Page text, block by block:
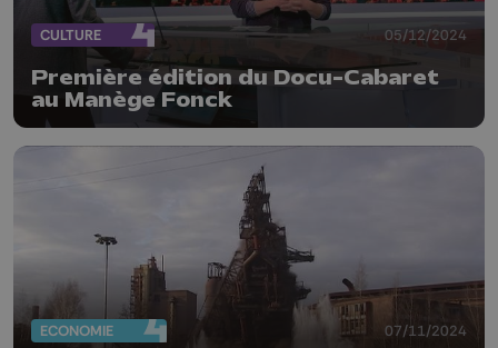
CULTURE 05/12/2024
Première édition du Docu-Cabaret
au Manège Fonck
ECONOMIE 07/11/2024